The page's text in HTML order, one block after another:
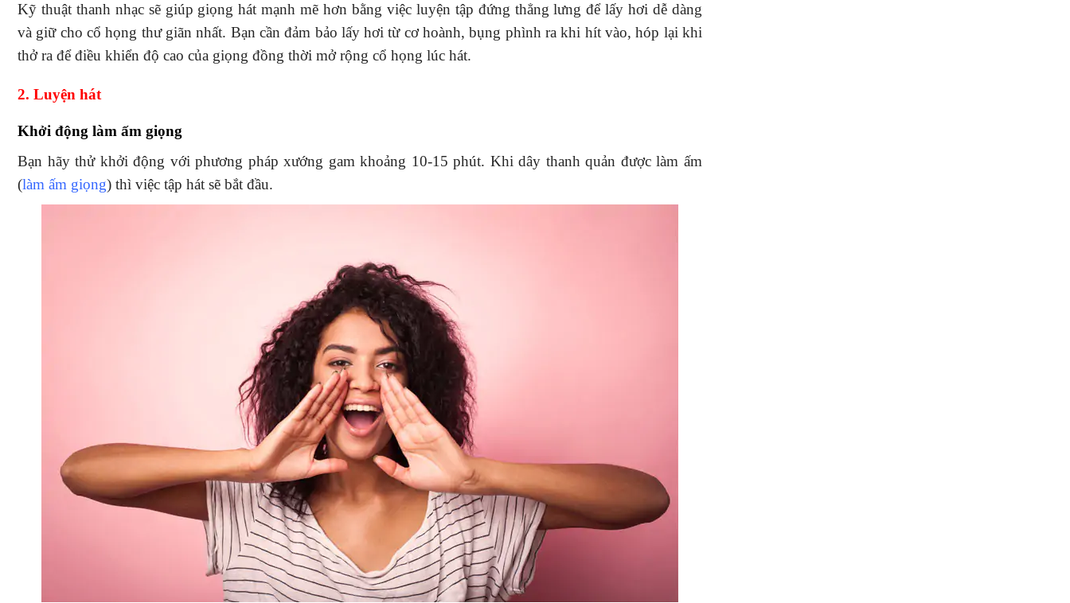
Kỹ thuật thanh nhạc sẽ giúp giọng hát mạnh mẽ hơn bằng việc luyện tập đứng thẳng lưng để lấy hơi dễ dàng
và giữ cho cổ họng thư giãn nhất. Bạn cần đảm bảo lấy hơi từ cơ hoành, bụng phình ra khi hít vào, hóp lại khi
thở ra để điều khiển độ cao của giọng đồng thời mở rộng cổ họng lúc hát.
2. Luyện hát
Khởi động làm ấm giọng
Bạn hãy thử khởi động với phương pháp xướng gam khoảng 10-15 phút. Khi dây thanh quản được làm ấm
(làm ấm giọng) thì việc tập hát sẽ bắt đầu.